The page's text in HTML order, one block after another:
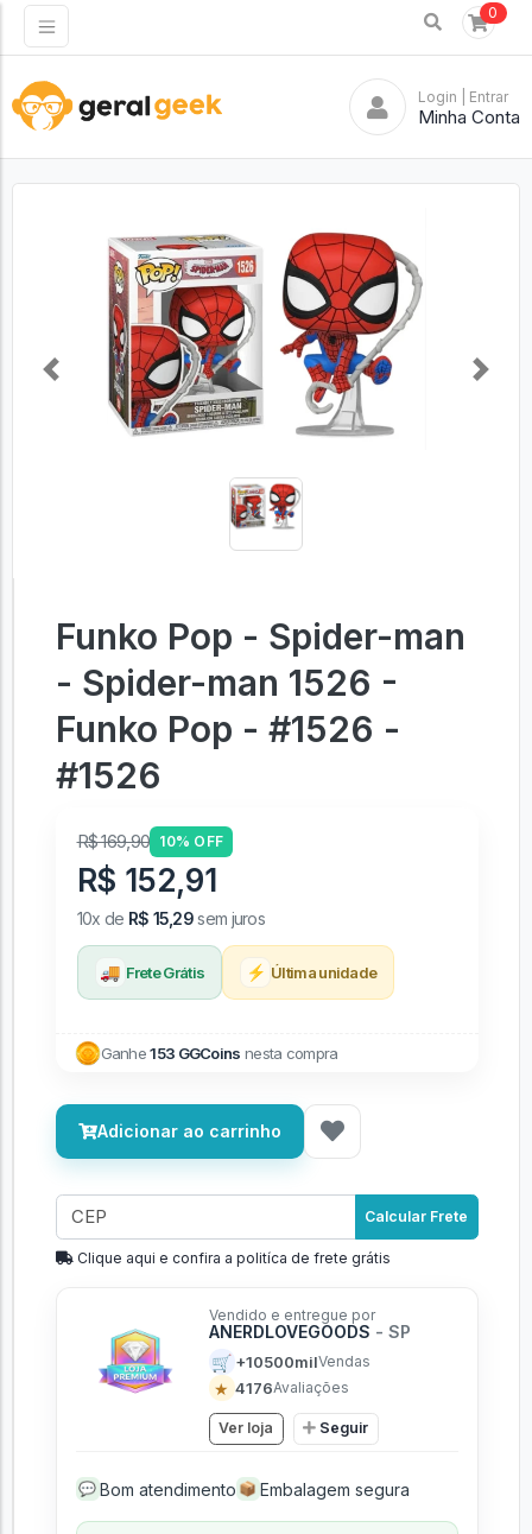
0
Login | Entrar
Minha Conta
Previous Next
Funko Pop - Spider-man
- Spider-man 1526 -
Funko Pop - #1526 -
#1526
R$ 169,90 10% OFF
R$ 152,91
10x de R$ 15,29sem juros
🚚 Frete Grátis ⚡ Última unidade
Ganhe153 GGCoins nesta compra
Adicionar ao carrinho
Calcular Frete
Clique aqui e confira a politíca de frete grátis
Vendido e entregue por
ANERDLOVEGOODS - SP
🛒 +10500milVendas
★ 4176Avaliações
Ver loja Seguir
💬 Bom atendimento 📦 Embalagem segura